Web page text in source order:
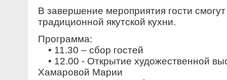
В завершение мероприятия гости
традиционной якутской кухни.
Программа:
• 11.30 – сбор гостей
• 12.00 - Открытие художественной
Хамаровой Марии